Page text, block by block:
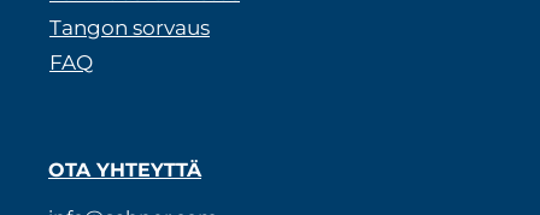
Tangon sorvaus
FAQ
OTA YHTEYTTÄ